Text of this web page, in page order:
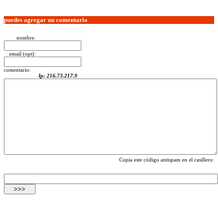
puedes agregar un comentario
nombre:
email (opt):
comentario:
Ip: 216.73.217.9
Copia este código antispam en el casillero: